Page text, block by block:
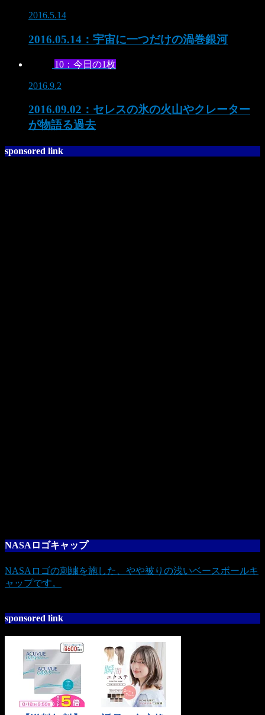
2016.5.14
2016.05.14：宇宙に一つだけの渦巻銀河
10：今日の1枚
2016.9.2
2016.09.02：セレスの氷の火山やクレーター
が物語る過去
sponsored link
NASAロゴキャップ
NASAロゴの刺繍を施した、やや被りの浅いベースボールキ
ャップです。
sponsored link